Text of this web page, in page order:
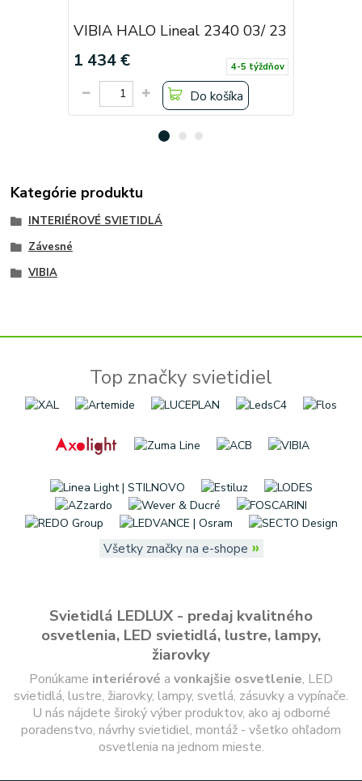
VIBIA HALO Lineal 2340 03/ 23
1 434 € 4-5 týždňov
Do košíka
Kategórie produktu
INTERIÉROVÉ SVIETIDLÁ
Závesné
VIBIA
Top značky svietidiel
Všetky značky na e-shope »
Svietidlá LEDLUX - predaj kvalitného
osvetlenia, LED svietidlá, lustre, lampy,
žiarovky
Ponúkame interiérové a vonkajšie osvetlenie, LED
svietidlá, lustre, žiarovky, lampy, svetlá, zásuvky a vypínače.
U nás nájdete široký výber produktov, ako aj odborné
poradenstvo, návrhy svietidiel, montáž - všetko ohľadom
osvetlenia na jednom mieste.